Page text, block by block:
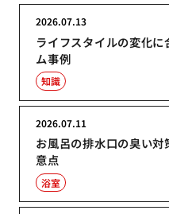
ライフスタイルの変化
ム事例
2026.07.13
知識
お風呂の排水口の臭い
意点
2026.07.11
浴室